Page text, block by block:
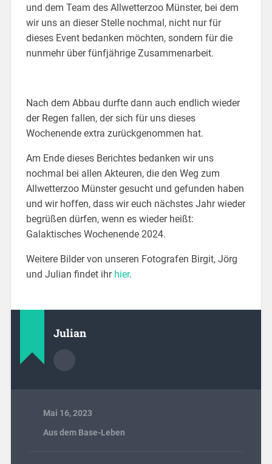
und dem Team des Allwetterzoo Münster, bei dem
wir uns an dieser Stelle nochmal, nicht nur für
dieses Event bedanken möchten, sondern für die
nunmehr über fünfjährige Zusammenarbeit.
Nach dem Abbau durfte dann auch endlich wieder
der Regen fallen, der sich für uns dieses
Wochenende extra zurückgenommen hat.
Am Ende dieses Berichtes bedanken wir uns
nochmal bei allen Akteuren, die den Weg zum
Allwetterzoo Münster gesucht und gefunden haben
und wir hoffen, dass wir euch nächstes Jahr wieder
begrüßen dürfen, wenn es wieder heißt:
Galaktisches Wochenende 2024.
Weitere Bilder von unseren Fotografen Birgit, Jörg
und Julian findet ihr hier.
Julian
Mai 16, 2023
Aus dem Base-Leben